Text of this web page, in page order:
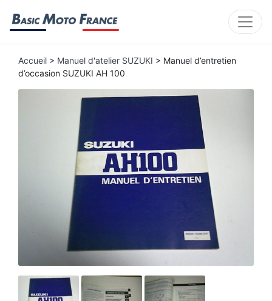
Accueil > Manuel d'atelier SUZUKI > Manuel d’entretien
d’occasion SUZUKI AH 100